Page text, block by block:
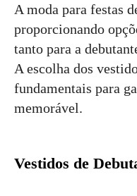
A moda para festas
proporcionando
tanto para a
A escolha dos
fundamentais para
memorável.
Vestidos de